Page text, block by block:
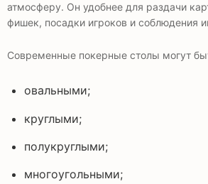
атмосферу. Он удобнее для раздачи
фишек, посадки игроков и соблюдения
Современные покерные столы могут
овальными;
круглыми;
полукруглыми;
многоугольными;